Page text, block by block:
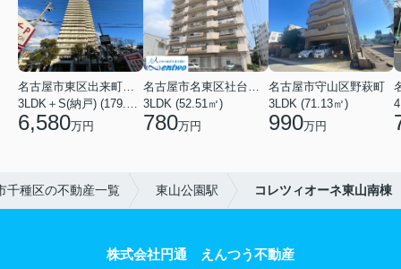
名古屋市東区出来町２丁目
3LDK＋S(納戸) (179.54㎡)
6,580万円
名古屋市名東区社台３丁目
3LDK (52.51㎡)
780万円
名古屋市守山区野萩町
3LDK (71.13㎡)
990万円
千種区の不動産一覧 東山公園駅 コレツィオーネ東山南棟
株式会社円通 えんつう不動産